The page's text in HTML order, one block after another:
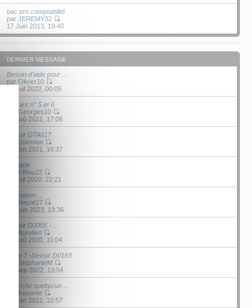
bac pro comptabilité
parJEREMY32
17 Juin 2013, 19:40
DERNIER MESSAGE
Besoin d'aide pour ...
parOlivier10
13 Juil 2022, 00:05
devoirs n° 5 et 6
Georges10
19 Aoû 2021, 17:08
Devoir DTA017
Somnian
05 Oct 2021, 16:37
entraide
Fliflou22
28 Juil 2020, 22:21
Formation ...
Hayat27
20 Juin 2023, 19:36
Devoir D0055 - ...
Aurelien
02 Aoû 2020, 11:04
Série 7 -Devoir D0183
StephanieM
04 Sep 2022, 13:54
Cherche quelqu'un ...
freepote
12 Jan 2021, 10:57